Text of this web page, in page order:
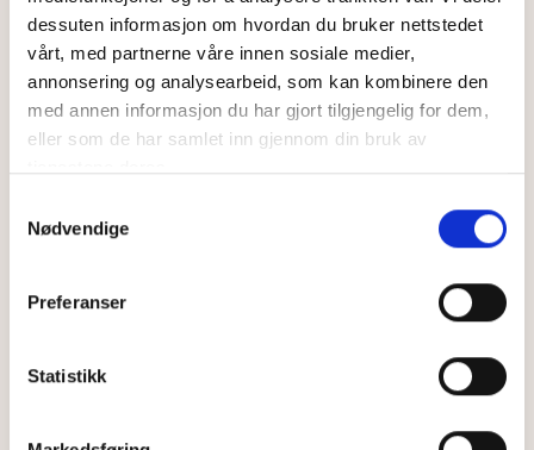
dessuten informasjon om hvordan du bruker nettstedet
vårt, med partnerne våre innen sosiale medier,
annonsering og analysearbeid, som kan kombinere den
med annen informasjon du har gjort tilgjengelig for dem,
eller som de har samlet inn gjennom din bruk av
Nødvendige
Preferanser
Statistikk
Dette bør du vite om
Mykoplasma
Selv om du mistenker at du kan ha blitt smittet med
en seksuelt overførbar infeksjon, er det ikke slik at
Mykoplasma. Her får du svaret på hvorfor.
LES MER